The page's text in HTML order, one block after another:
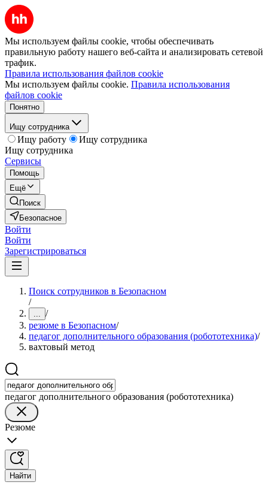
Мы используем файлы cookie, чтобы обеспечивать
правильную работу нашего веб-сайта и анализировать сетевой
трафик.
Правила использования файлов cookie
Мы используем файлы cookie. Правила использования
файлов cookie
Понятно
Ищу сотрудника
Ищу работу
Ищу сотрудника
Ищу сотрудника
Сервисы
Помощь
Ещё
Поиск
Безопасное
Войти
Войти
Зарегистрироваться
Поиск сотрудников в Безопасном
/
... /
резюме в Безопасном/
педагог дополнительного образования (робототехника)/
вахтовый метод
педагог дополнительного образования (робототехника)
Резюме
Найти